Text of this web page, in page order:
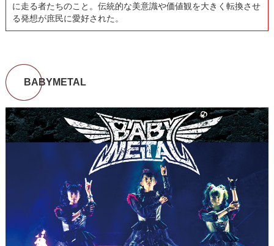
に走る者たちのこと。伝統的な美意識や価値観を大きく転換させ
る発想が庶民に愛好された。
BABYMETAL